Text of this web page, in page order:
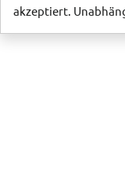
akzeptiert.